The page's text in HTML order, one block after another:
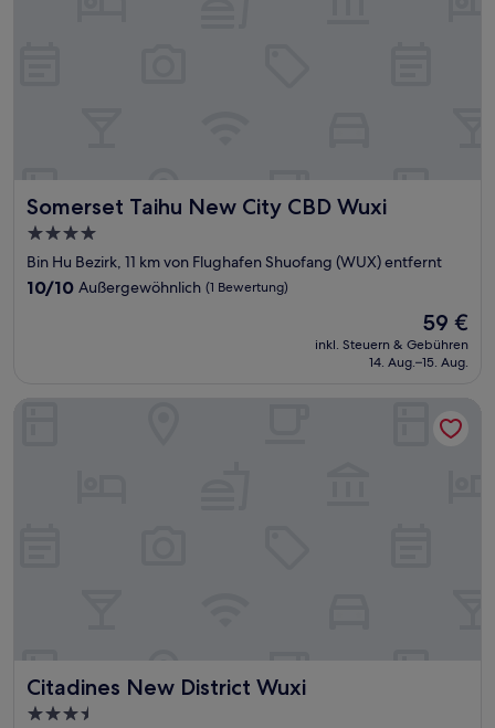
Somerset Taihu New City CBD Wuxi
Somerset Taihu New City CBD Wuxi
4.0-
Sterne-
Unterkunft
Bin Hu Bezirk, 11 km von Flughafen Shuofang (WUX) entfernt
10.0
10/10 Außergewöhnlich (1 Bewertung)
Der
Preis
beträgt
59 €
inkl. Steuern & Gebühren
14. Aug.–15. Aug.
Citadines New District Wuxi
Citadines New District Wuxi
3.5-
Citadines New District Wuxi